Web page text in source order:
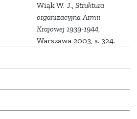
Wiąk W. J., Struktura
organizacyjna Armii
Krajowej 1939-1944,
Warszawa 2003, s. 324.